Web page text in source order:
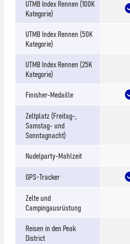
UTMB Index Rennen (100K
Kategorie)
UTMB Index Rennen (50K
Kategorie)
UTMB Index Rennen (25K
Kategorie)
Finisher-Medaille
Zeltplatz (Freitag-,
Samstag- und
Sonntagnacht)
Nudelparty-Mahlzeit
GPS-Tracker
Zelte und
Campingausrüstung
Reisen in den Peak
District